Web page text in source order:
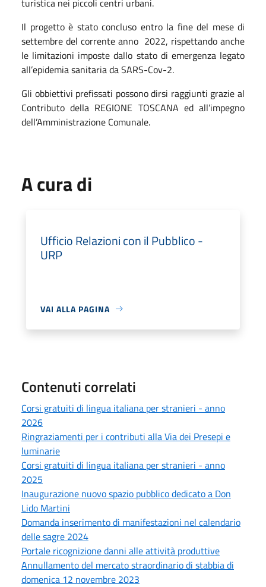
Il progetto è stato concluso entro la fine del mese di
settembre del corrente anno 2022, rispettando anche
le limitazioni imposte dallo stato di emergenza legato
all’epidemia sanitaria da SARS-Cov-2.
Gli obbiettivi prefissati possono dirsi raggiunti grazie al
Contributo della REGIONE TOSCANA ed all’impegno
dell’Amministrazione Comunale.
A cura di
Ufficio Relazioni con il Pubblico -
URP
VAI ALLA PAGINA
Contenuti correlati
Corsi gratuiti di lingua italiana per stranieri - anno
2026
Ringraziamenti per i contributi alla Via dei Presepi e
luminarie
Corsi gratuiti di lingua italiana per stranieri - anno
2025
Inaugurazione nuovo spazio pubblico dedicato a Don
Lido Martini
Domanda inserimento di manifestazioni nel calendario
delle sagre 2024
Portale ricognizione danni alle attività produttive
Annullamento del mercato straordinario di stabbia di
domenica 12 novembre 2023